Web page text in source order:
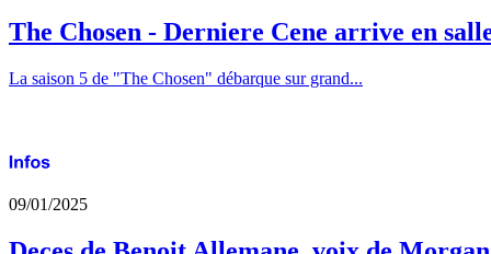
The Chosen - Derniere Cene arrive en
La saison 5 de "The Chosen" débarque sur grand...
09/01/2025